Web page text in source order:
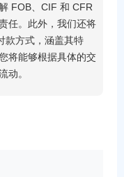
FOB、CIF 和 CFR
任。此外，我们还将
款方式，涵盖其特
将能够根据具体的交
动。